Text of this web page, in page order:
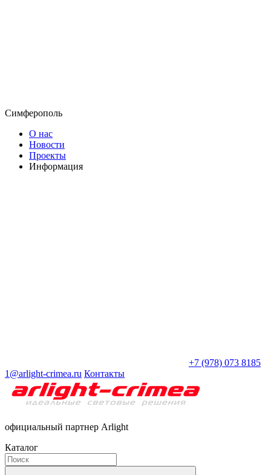
Симферополь
О нас
Новости
Проекты
Информация
+7 (978) 073 8185
1@arlight-crimea.ru Контакты
официальный партнер Arlight
Каталог